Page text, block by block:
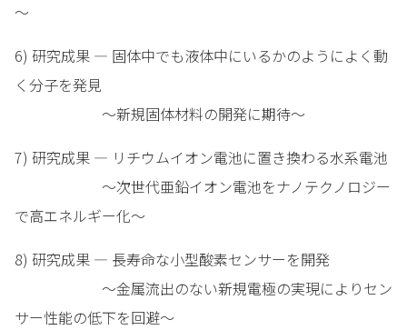
～
6) 研究成果 — 固体中でも液体中にいるかのようによく動
く分子を発見
～新規固体材料の開発に期待～
7) 研究成果 — リチウムイオン電池に置き換わる水系電池
～次世代亜鉛イオン電池をナノテクノロジー
で高エネルギー化～
8) 研究成果 — 長寿命な小型酸素センサーを開発
～金属流出のない新規電極の実現によりセン
サー性能の低下を回避～